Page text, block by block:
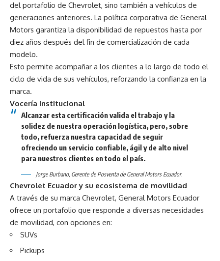
del portafolio de Chevrolet, sino también a vehículos de
generaciones anteriores. La política corporativa de General
Motors garantiza la disponibilidad de repuestos hasta por
diez años después del fin de comercialización de cada
modelo.
Esto permite acompañar a los clientes a lo largo de todo el
ciclo de vida de sus vehículos, reforzando la confianza en la
marca.
Vocería institucional
Alcanzar esta certificación valida el trabajo y la
solidez de nuestra operación logística, pero, sobre
todo, refuerza nuestra capacidad de seguir
ofreciendo un servicio confiable, ágil y de alto nivel
para nuestros clientes en todo el país.
Jorge Burbano, Gerente de Posventa de General Motors Ecuador.
Chevrolet Ecuador y su ecosistema de movilidad
A través de su marca Chevrolet, General Motors Ecuador
ofrece un portafolio que responde a diversas necesidades
de movilidad, con opciones en:
SUVs
Pickups